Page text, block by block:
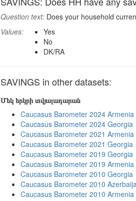
Question text: Does your household
Values:
Yes
No
DK/RA
SAVINGS in other datasets:
Մեկ երկրի տվյալադարան
Caucasus Barometer 2024 Armenia
Caucasus Barometer 2024 Georgia
Caucasus Barometer 2021 Armenia
Caucasus Barometer 2021 Georgia
Caucasus Barometer 2019 Georgia
Caucasus Barometer 2019 Armenia
Caucasus Barometer 2010 Georgia
Caucasus Barometer 2010
Caucasus Barometer 2010 Armenia